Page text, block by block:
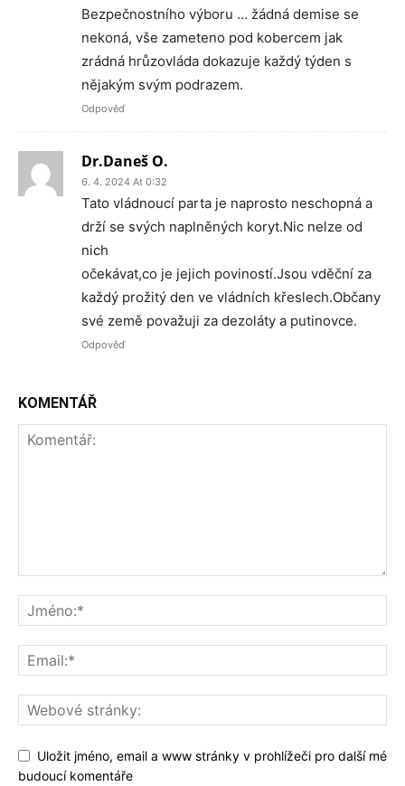
Bezpečnostního výboru … žádná demise se
nekoná, vše zameteno pod kobercem jak
zrádná hrůzovláda dokazuje každý týden s
nějakým svým podrazem.
Odpověď
Dr.Daneš O.
6. 4. 2024 At 0:32
Tato vládnoucí parta je naprosto neschopná a
drží se svých naplněných koryt.Nic nelze od
nich
očekávat,co je jejich poviností.Jsou vděční za
každý prožitý den ve vládních křeslech.Občany
své země považuji za dezoláty a putinovce.
Odpověď
KOMENTÁŘ
Uložit jméno, email a www stránky v prohlížeči pro další mé
budoucí komentáře